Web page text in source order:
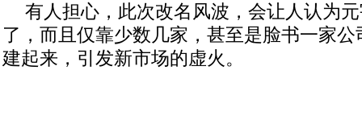
有人担心，此次改名风波，会让人认为
了，而且仅靠少数几家，甚至是脸书一家
建起来，引发新市场的虚火。